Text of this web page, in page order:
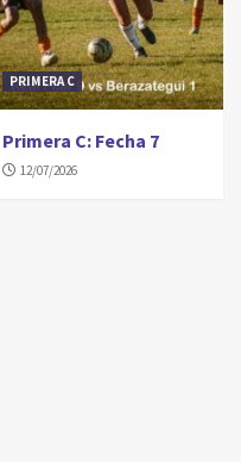
PRIMERA C
Primera C: Fecha 7
12/07/2026